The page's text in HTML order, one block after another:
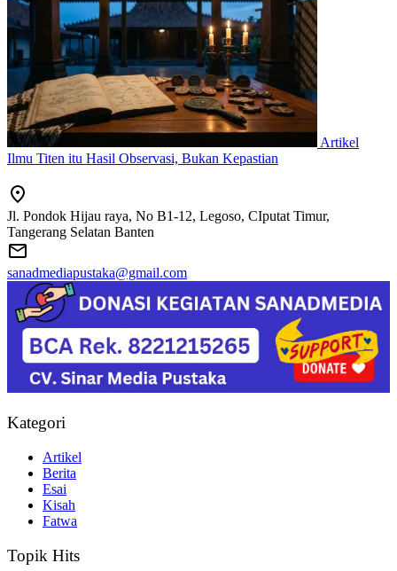
Artikel
Ilmu Titen itu Hasil Observasi, Bukan Kepastian
Jl. Pondok Hijau raya, No B1-12, Legoso, CIputat Timur,
Tangerang Selatan Banten
sanadmediapustaka@gmail.com
Kategori
Artikel
Berita
Esai
Kisah
Fatwa
Topik Hits